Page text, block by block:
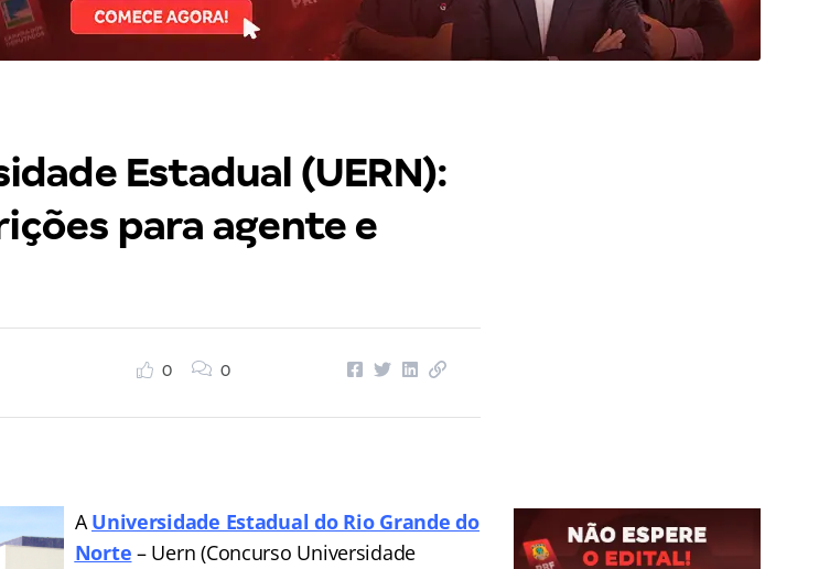
Estadual (UERN):
para agente e
0 0
AUniversidade Estadual do Rio Grande do
Norte – Uern (Concurso Universidade